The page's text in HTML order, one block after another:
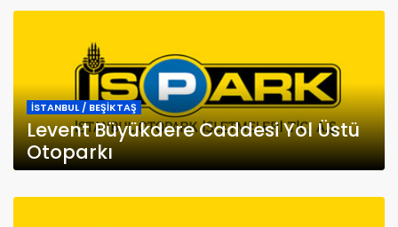
İSTANBUL / BEŞİKTAŞ
Levent Büyükdere Caddesi Yol Üstü
Otoparkı